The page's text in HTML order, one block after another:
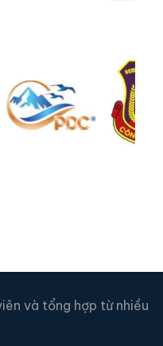
và tổng hợp từ nhiều